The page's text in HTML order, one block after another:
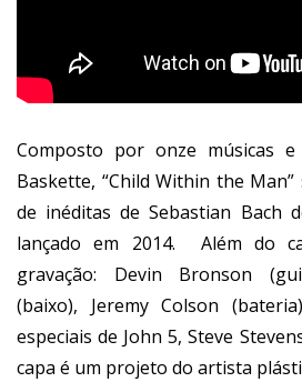
Composto por onze músicas
Baskette, “Child Within the
de inéditas de Sebastian Bach
lançado em 2014. Além do
gravação: Devin Bronson
(baixo), Jeremy Colson
especiais de John 5, Steve
capa é um projeto do artista